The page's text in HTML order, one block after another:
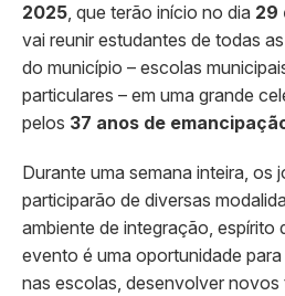
2025, que terão início no dia 29
vai reunir estudantes de todas
do município – escolas
particulares – em uma grande
pelos 37 anos de
Durante uma semana inteira, os
participarão de diversas
ambiente de integração, espírito
evento é uma oportunidade
nas escolas, desenvolver